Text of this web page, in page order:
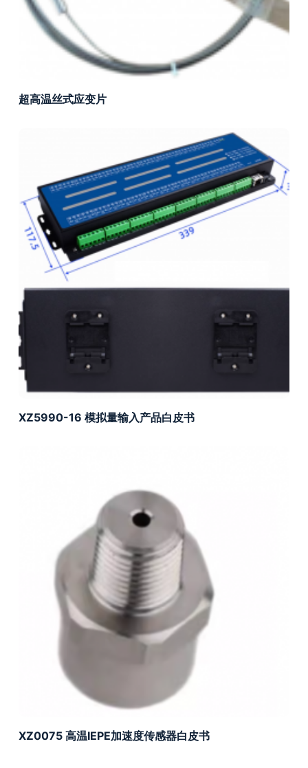
超高温丝式应变片
XZ5990-16 模拟量输入产品白皮书
XZ0075 高温IEPE加速度传感器白皮书